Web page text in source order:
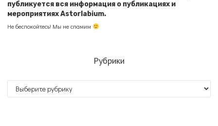
публикуется вся информация о публикациях и
мероприятиях Astorlabium.
Не беспокойтесь! Мы не спамим
Рубрики
Рубрики